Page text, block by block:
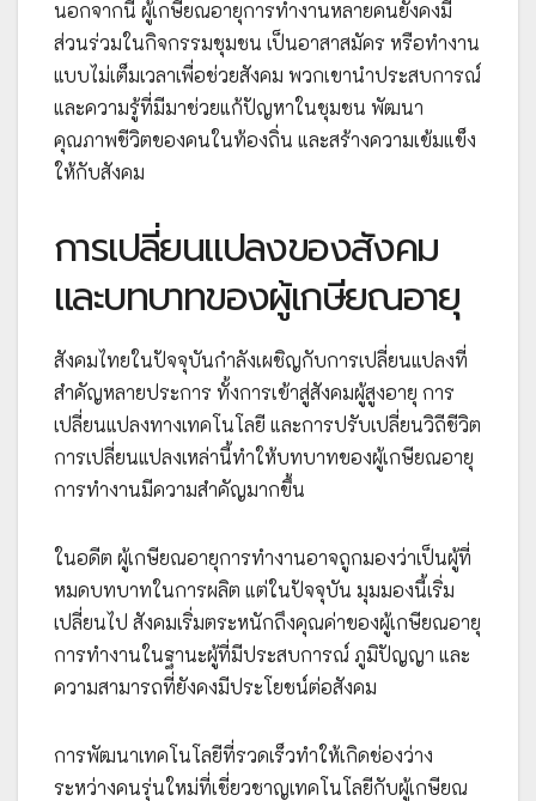
นอกจากนี้ ผู้เกษียณอายุการทำงานหลายคนยังคงมี
ส่วนร่วมในกิจกรรมชุมชน เป็นอาสาสมัคร หรือทำงาน
แบบไม่เต็มเวลาเพื่อช่วยสังคม พวกเขานำประสบการณ์
และความรู้ที่มีมาช่วยแก้ปัญหาในชุมชน พัฒนา
คุณภาพชีวิตของคนในท้องถิ่น และสร้างความเข้มแข็ง
ให้กับสังคม
การเปลี่ยนแปลงของสังคม
และบทบาทของผู้เกษียณอายุ
สังคมไทยในปัจจุบันกำลังเผชิญกับการเปลี่ยนแปลงที่
สำคัญหลายประการ ทั้งการเข้าสู่สังคมผู้สูงอายุ การ
เปลี่ยนแปลงทางเทคโนโลยี และการปรับเปลี่ยนวิถีชีวิต
การเปลี่ยนแปลงเหล่านี้ทำให้บทบาทของผู้เกษียณอายุ
การทำงานมีความสำคัญมากขึ้น
ในอดีต ผู้เกษียณอายุการทำงานอาจถูกมองว่าเป็นผู้ที่
หมดบทบาทในการผลิต แต่ในปัจจุบัน มุมมองนี้เริ่ม
เปลี่ยนไป สังคมเริ่มตระหนักถึงคุณค่าของผู้เกษียณอายุ
การทำงานในฐานะผู้ที่มีประสบการณ์ ภูมิปัญญา และ
ความสามารถที่ยังคงมีประโยชน์ต่อสังคม
การพัฒนาเทคโนโลยีที่รวดเร็วทำให้เกิดช่องว่าง
ระหว่างคนรุ่นใหม่ที่เชี่ยวชาญเทคโนโลยีกับผู้เกษียณ